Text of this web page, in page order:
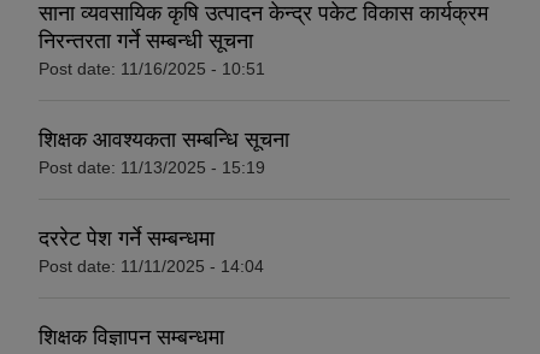
साना व्यवसायिक कृषि उत्पादन केन्द्र पकेट विकास कार्यक्रम
निरन्तरता गर्ने सम्बन्धी सूचना
Post date: 11/16/2025 - 10:51
शिक्षक आवश्यकता सम्बन्धि सूचना
Post date: 11/13/2025 - 15:19
दररेट पेश गर्ने सम्बन्धमा
Post date: 11/11/2025 - 14:04
शिक्षक विज्ञापन सम्बन्धमा